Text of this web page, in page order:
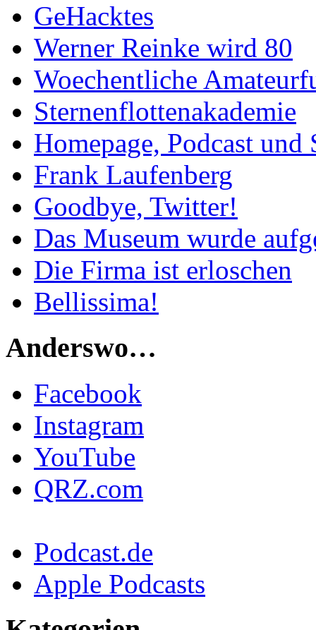
GeHacktes
Werner Reinke wird 80
Woechentliche
Sternenflottenakademie
Homepage, Podcast
Frank Laufenberg
Goodbye, Twitter!
Das Museum wurde
Die Firma ist erloschen
Bellissima!
Anderswo…
Facebook
Instagram
YouTube
QRZ.com
Podcast.de
Apple Podcasts